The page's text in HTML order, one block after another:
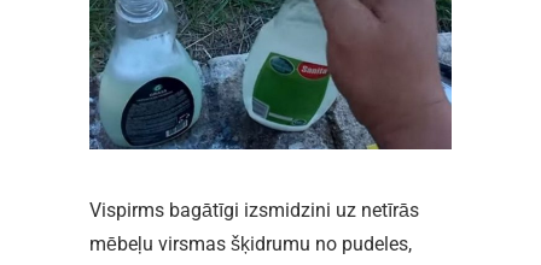
Vispirms bagātīgi izsmidzini uz netīrās
mēbeļu virsmas šķidrumu no pudeles,